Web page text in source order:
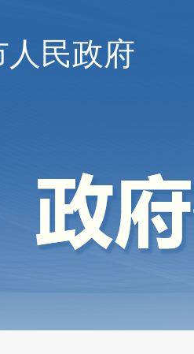
人民政府